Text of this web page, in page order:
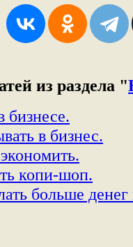
из раздела "
бизнесе.
в бизнес.
копи-шоп.
больше денег